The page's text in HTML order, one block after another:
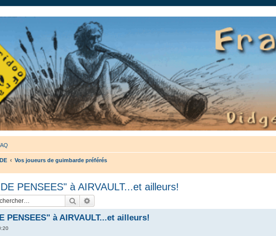
- retrouvez la communauté.
Vos joueurs de guimbarde préférés
PENSEES" à AIRVAULT...et ailleurs!
Rechercher
PENSEES" à AIRVAULT...et ailleurs!